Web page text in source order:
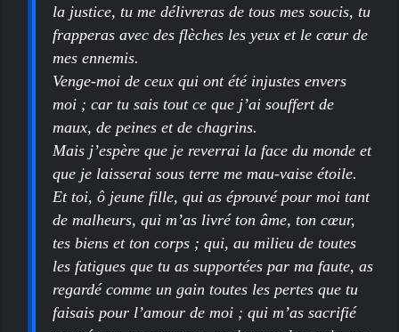
la justice, tu me délivreras de tous mes soucis, tu
frapperas avec des flèches les yeux et le cœur de
mes ennemis.
Venge-moi de ceux qui ont été injustes envers
moi ; car tu sais tout ce que j’ai souffert de
maux, de peines et de chagrins.
Mais j’espère que je reverrai la face du monde et
que je laisserai sous terre me mau-vaise étoile.
Et toi, ô jeune fille, qui as éprouvé pour moi tant
de malheurs, qui m’as livré ton âme, ton cœur,
tes biens et ton corps ; qui, au milieu de toutes
les fatigues que tu as supportées par ma faute, as
regardé comme un gain toutes les pertes que tu
faisais pour l’amour de moi ; qui m’as sacrifié